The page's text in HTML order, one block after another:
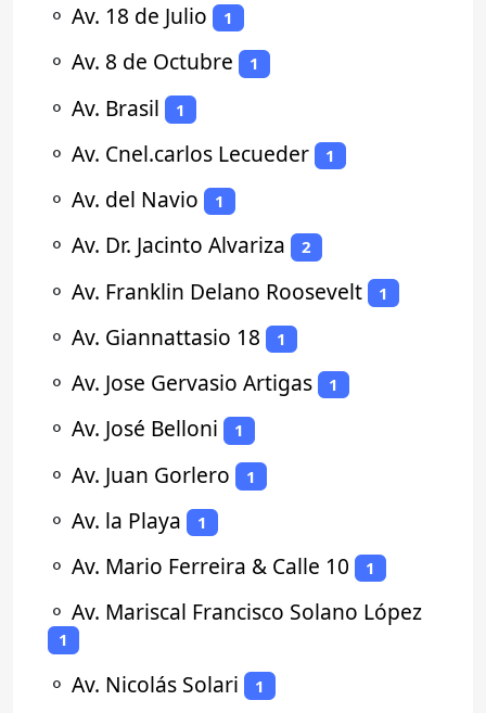
⚬ Av. 18 de Julio 1
⚬ Av. 8 de Octubre 1
⚬ Av. Brasil 1
⚬ Av. Cnel.carlos Lecueder 1
⚬ Av. del Navio 1
⚬ Av. Dr. Jacinto Alvariza 2
⚬ Av. Franklin Delano Roosevelt 1
⚬ Av. Giannattasio 18 1
⚬ Av. Jose Gervasio Artigas 1
⚬ Av. José Belloni 1
⚬ Av. Juan Gorlero 1
⚬ Av. la Playa 1
⚬ Av. Mario Ferreira & Calle 10 1
⚬ Av. Mariscal Francisco Solano López
1
⚬ Av. Nicolás Solari 1